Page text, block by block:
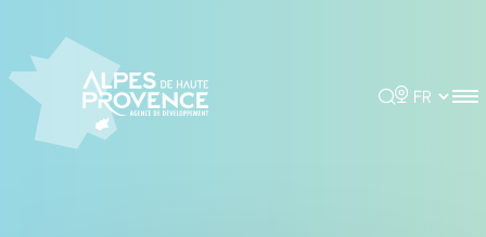
Rechercher
Choisir la